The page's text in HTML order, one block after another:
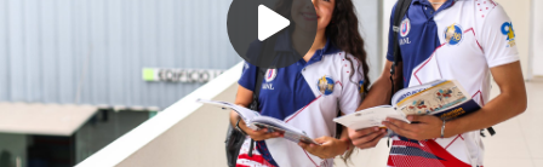
SECCIONES